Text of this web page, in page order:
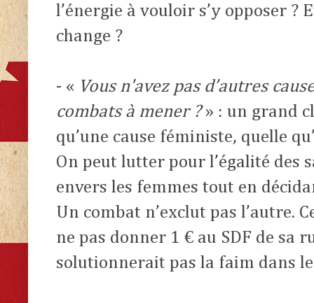
l’énergie à vouloir s’y opposer ?
change ?
- « Vous n'avez pas d’autres
combats à mener ?» : un grand
qu’une cause féministe, quelle
On peut lutter pour l’égalité des
envers les femmes tout en
Un combat n’exclut pas l’autre.
ne pas donner 1 € au SDF de sa
solutionnerait pas la faim dans